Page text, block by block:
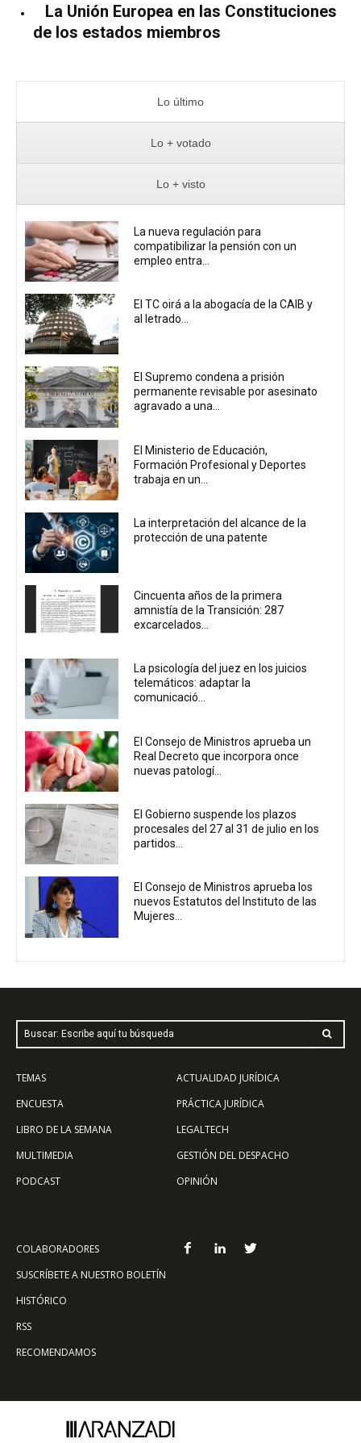
La Unión Europea en las Constituciones
de los estados miembros
Lo último
Lo + votado
Lo + visto
La nueva regulación para
compatibilizar la pensión con un
empleo entra...
El TC oirá a la abogacía de la CAIB y
al letrado...
El Supremo condena a prisión
permanente revisable por asesinato
agravado a una...
El Ministerio de Educación,
Formación Profesional y Deportes
trabaja en un...
La interpretación del alcance de la
protección de una patente
Cincuenta años de la primera
amnistía de la Transición: 287
excarcelados...
La psicología del juez en los juicios
telemáticos: adaptar la
comunicació...
El Consejo de Ministros aprueba un
Real Decreto que incorpora once
nuevas patologí...
El Gobierno suspende los plazos
procesales del 27 al 31 de julio en los
partidos...
El Consejo de Ministros aprueba los
nuevos Estatutos del Instituto de las
Mujeres...
Buscar: Escribe aquí tu búsqueda
TEMAS
ENCUESTA
LIBRO DE LA SEMANA
MULTIMEDIA
PODCAST
ACTUALIDAD JURÍDICA
PRÁCTICA JURÍDICA
LEGALTECH
GESTIÓN DEL DESPACHO
OPINIÓN
COLABORADORES
SUSCRÍBETE A NUESTRO BOLETÍN
HISTÓRICO
RSS
RECOMENDAMOS